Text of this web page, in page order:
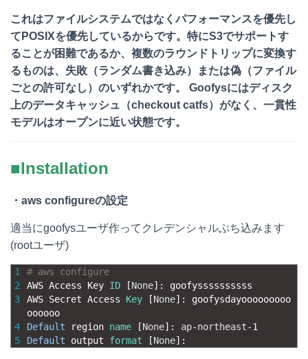
これはファイルシステムではなくパフォーマンスを優先し
てPOSIXを優先しているからです。特にS3でサポートす
ることが困難であるか、複数のラウンドトリップに変換す
るものは、失敗（ランダム書き込み）または偽（ファイル
ごとの許可なし）のいずれかです。 Goofysにはディスク
上のデータキャッシュ（checkout catfs）がなく、一貫性
モデルはオープンに近い状態です。
■Installation
・aws configureの設定
適当にgoofysユーザ作ってクレデンシャルぶち込みます
(rootユーザ)
1
2
3
4
5
# aws configure
AWS Access Key ID [None] :
goofyssssssssss
AWS Secret Access Key [None] :
goofysdayooooooooo
oooooo
Default
region name [None] : ap-northeast-1
Default
output format [None] :